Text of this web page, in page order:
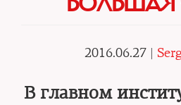
2016.06.27 |
В главном